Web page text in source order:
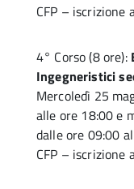
CFP – iscrizione
4° Corso (8 ore):
Ingegneristici
Mercoledì 25
alle ore 18:00 e
dalle ore 09:00
CFP – iscrizione